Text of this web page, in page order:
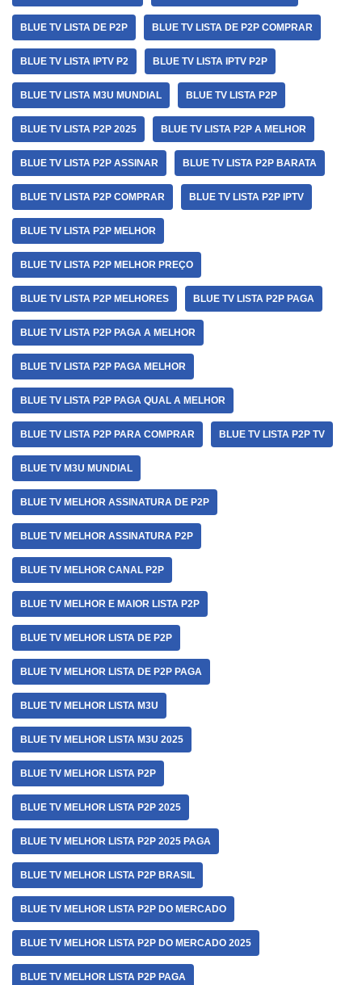
BLUE TV LISTA DE P2P BLUE TV LISTA DE P2P COMPRAR
BLUE TV LISTA IPTV P2 BLUE TV LISTA IPTV P2P
BLUE TV LISTA M3U MUNDIAL BLUE TV LISTA P2P
BLUE TV LISTA P2P 2025 BLUE TV LISTA P2P A MELHOR
BLUE TV LISTA P2P ASSINAR BLUE TV LISTA P2P BARATA
BLUE TV LISTA P2P COMPRAR BLUE TV LISTA P2P IPTV
BLUE TV LISTA P2P MELHOR
BLUE TV LISTA P2P MELHOR PREÇO
BLUE TV LISTA P2P MELHORES BLUE TV LISTA P2P PAGA
BLUE TV LISTA P2P PAGA A MELHOR
BLUE TV LISTA P2P PAGA MELHOR
BLUE TV LISTA P2P PAGA QUAL A MELHOR
BLUE TV LISTA P2P PARA COMPRAR BLUE TV LISTA P2P TV
BLUE TV M3U MUNDIAL
BLUE TV MELHOR ASSINATURA DE P2P
BLUE TV MELHOR ASSINATURA P2P
BLUE TV MELHOR CANAL P2P
BLUE TV MELHOR E MAIOR LISTA P2P
BLUE TV MELHOR LISTA DE P2P
BLUE TV MELHOR LISTA DE P2P PAGA
BLUE TV MELHOR LISTA M3U
BLUE TV MELHOR LISTA M3U 2025
BLUE TV MELHOR LISTA P2P
BLUE TV MELHOR LISTA P2P 2025
BLUE TV MELHOR LISTA P2P 2025 PAGA
BLUE TV MELHOR LISTA P2P BRASIL
BLUE TV MELHOR LISTA P2P DO MERCADO
BLUE TV MELHOR LISTA P2P DO MERCADO 2025
BLUE TV MELHOR LISTA P2P PAGA